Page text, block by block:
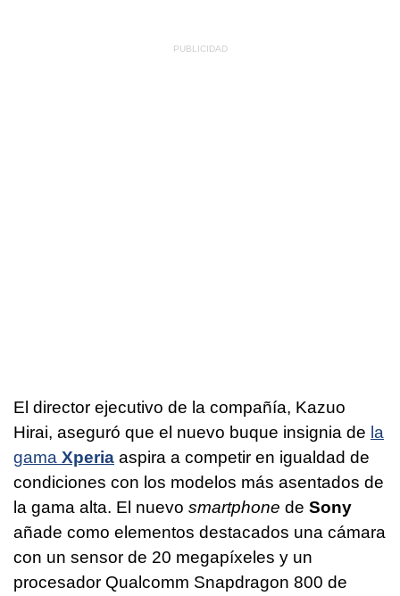
El director ejecutivo de la compañía, Kazuo
Hirai, aseguró que el nuevo buque insignia de la
gama Xperia aspira a competir en igualdad de
condiciones con los modelos más asentados de
la gama alta. El nuevo smartphone de Sony
añade como elementos destacados una cámara
con un sensor de 20 megapíxeles y un
procesador Qualcomm Snapdragon 800 de